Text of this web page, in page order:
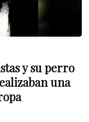
y su perro
una